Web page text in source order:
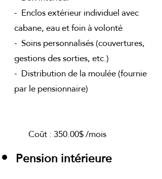
- Enclos extérieur individuel avec
cabane, eau et foin à volonté
- Soins personnalisés (couvertures,
gestions des sorties, etc.)
- Distribution de la moulée (fournie
par le pensionnaire)
Coût : 350.00$ /mois
Pension intérieure